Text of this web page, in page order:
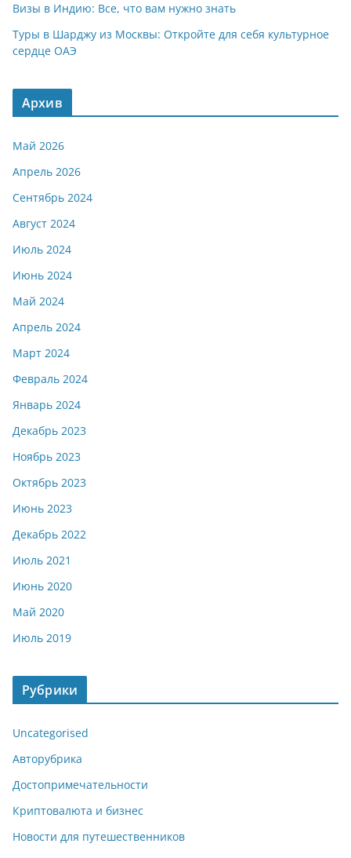
Визы в Индию: Все, что вам нужно знать
Туры в Шарджу из Москвы: Откройте для себя культурное
сердце ОАЭ
Архив
Май 2026
Апрель 2026
Сентябрь 2024
Август 2024
Июль 2024
Июнь 2024
Май 2024
Апрель 2024
Март 2024
Февраль 2024
Январь 2024
Декабрь 2023
Ноябрь 2023
Октябрь 2023
Июнь 2023
Декабрь 2022
Июль 2021
Июнь 2020
Май 2020
Июль 2019
Рубрики
Uncategorised
Авторубрика
Достопримечательности
Криптовалюта и бизнес
Новости для путешественников